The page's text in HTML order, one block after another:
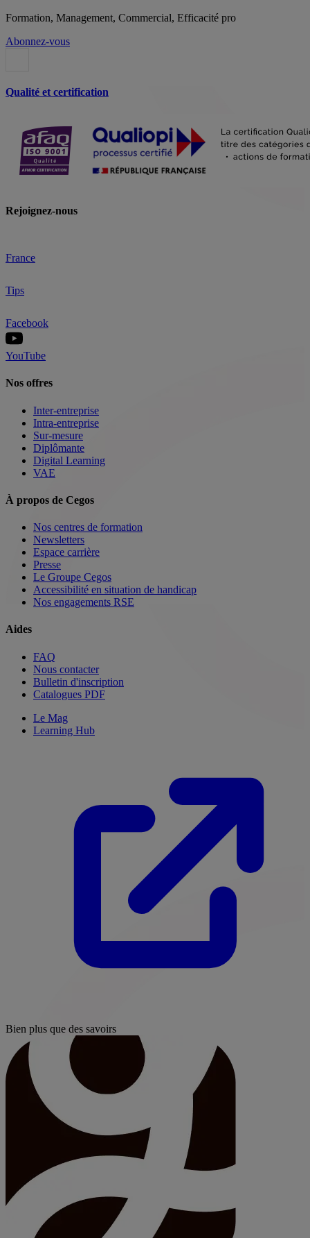
Formation, Management, Commercial, Efficacité pro
Abonnez-vous
Qualité et certification
Rejoignez-nous
France
Tips
Facebook
YouTube
Nos offres
Inter-entreprise
Intra-entreprise
Sur-mesure
Diplômante
Digital Learning
VAE
À propos de Cegos
Nos centres de formation
Newsletters
Espace carrière
Presse
Le Groupe Cegos
Accessibilité en situation de handicap
Nos engagements RSE
Aides
FAQ
Nous contacter
Bulletin d'inscription
Catalogues PDF
Le Mag
Learning Hub
Bien plus que des savoirs